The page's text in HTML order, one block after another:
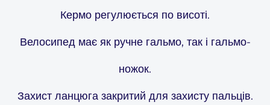
Кермо регулюється по висоті.
Велосипед має як ручне гальмо, так і гальмо-
ножок.
Захист ланцюга закритий для захисту пальців.